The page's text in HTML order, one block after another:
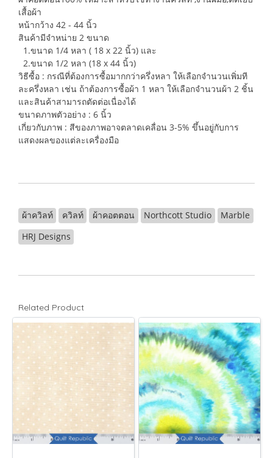
เสื้อผ้า
หน้ากว้าง 42 - 44 นิ้ว
สินค้ามีจำหน่าย 2 ขนาด
1.ขนาด 1/4 หลา ( 18 x 22 นิ้ว) และ
2.ขนาด 1/2 หลา (18 x 44 นิ้ว)
วิธีซื้อ : กรณีที่ต้องการซื้อมากกว่าครึ่งหลา ให้เลือกจำนวนเพิ่มที
ละครึ่งหลา เช่น ถ้าต้องการซื้อผ้า 1 หลา ให้เลือกจำนวนผ้า 2 ชิ้น
และสินค้าสามารถตัดต่อเนื่องได้
ขนาดภาพตัวอย่าง : 6 นิ้ว
เกี่ยวกับภาพ : สีของภาพอาจตลาดเคลื่อน 3-5% ขึ้นอยู่กับการ
แสดงผลของแต่ละเครื่องมือ
ผ้าควิลท์ ควิลท์ ผ้าคอตตอน Northcott Studio
Marble
HRJ Designs
Related Product